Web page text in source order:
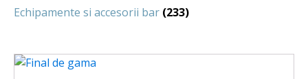
Echipamente si accesorii bar (233)